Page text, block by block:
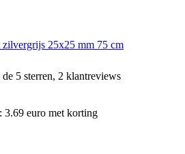
25x25 mm 75 cm
5 sterren, 2 klantreviews
3.69 euro met korting